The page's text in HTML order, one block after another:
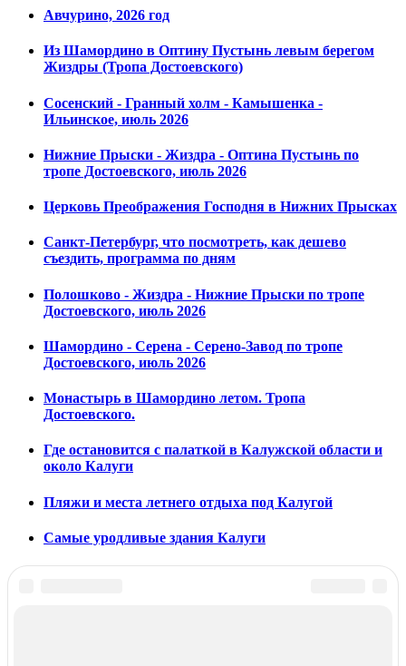
Авчурино, 2026 год
Из Шамордино в Оптину Пустынь левым берегом
Жиздры (Тропа Достоевского)
Сосенский - Гранный холм - Камышенка -
Ильинское, июль 2026
Нижние Прыски - Жиздра - Оптина Пустынь по
тропе Достоевского, июль 2026
Церковь Преображения Господня в Нижних Прысках
Санкт-Петербург, что посмотреть, как дешево
съездить, программа по дням
Полошково - Жиздра - Нижние Прыски по тропе
Достоевского, июль 2026
Шамордино - Серена - Серено-Завод по тропе
Достоевского, июль 2026
Монастырь в Шамордино летом. Тропа
Достоевского.
Где остановится с палаткой в Калужской области и
около Калуги
Пляжи и места летнего отдыха под Калугой
Самые уродливые здания Калуги